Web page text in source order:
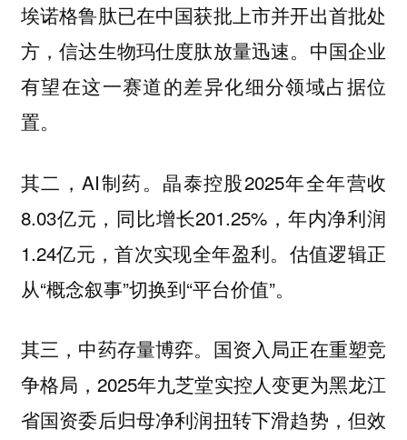
埃诺格鲁肽已在中国获批上市并开出首批处
方，信达生物玛仕度肽放量迅速。中国企业
有望在这一赛道的差异化细分领域占据位
置。
其二，AI制药。晶泰控股2025年全年营收
8.03亿元，同比增长201.25%，年内净利润
1.24亿元，首次实现全年盈利。估值逻辑正
从“概念叙事”切换到“平台价值”。
其三，中药存量博弈。国资入局正在重塑竞
争格局，2025年九芝堂实控人变更为黑龙江
省国资委后归母净利润扭转下滑趋势，但效